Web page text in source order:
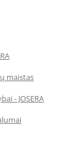
maistas
- JOSERA